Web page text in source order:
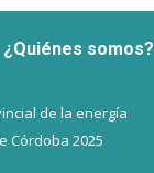
¿Quiénes somos?
de la energía
Córdoba 2025